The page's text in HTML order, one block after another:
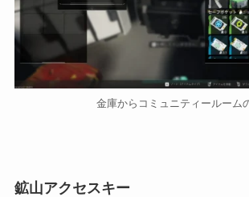
金庫からコミュニティールーム
鉱山アクセスキー